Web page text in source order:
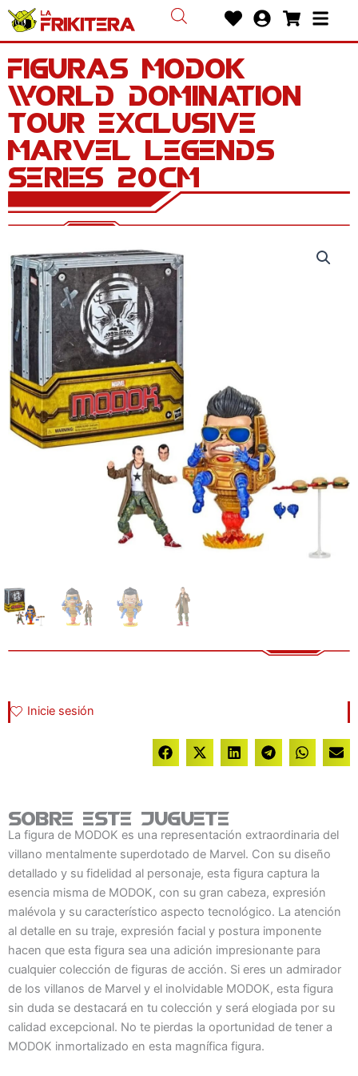
contenido
HeartUser-
circlecart
Bars
Figuras Modok
World Domination
Tour Exclusive
Marvel Legends
Series 20cm
Inicie sesión
Sobre este juguete
La figura de MODOK es una representación extraordinaria del
villano mentalmente superdotado de Marvel. Con su diseño
detallado y su fidelidad al personaje, esta figura captura la
esencia misma de MODOK, con su gran cabeza, expresión
malévola y su característico aspecto tecnológico. La atención
al detalle en su traje, expresión facial y postura imponente
hacen que esta figura sea una adición impresionante para
cualquier colección de figuras de acción. Si eres un admirador
de los villanos de Marvel y el inolvidable MODOK, esta figura
sin duda se destacará en tu colección y será elogiada por su
calidad excepcional. No te pierdas la oportunidad de tener a
MODOK inmortalizado en esta magnífica figura.